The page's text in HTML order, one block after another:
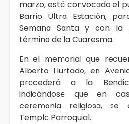
marzo, está convocado el
Barrio Ultra Estación,
Semana Santa y con la
término de la Cuaresma.
En el memorial que
Alberto Hurtado, en
procederá a la
indicándose que en
ceremonia religiosa,
Templo Parroquial.